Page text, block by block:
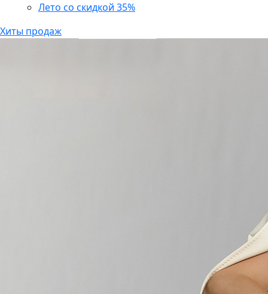
Лето со скидкой 35%
Хиты продаж